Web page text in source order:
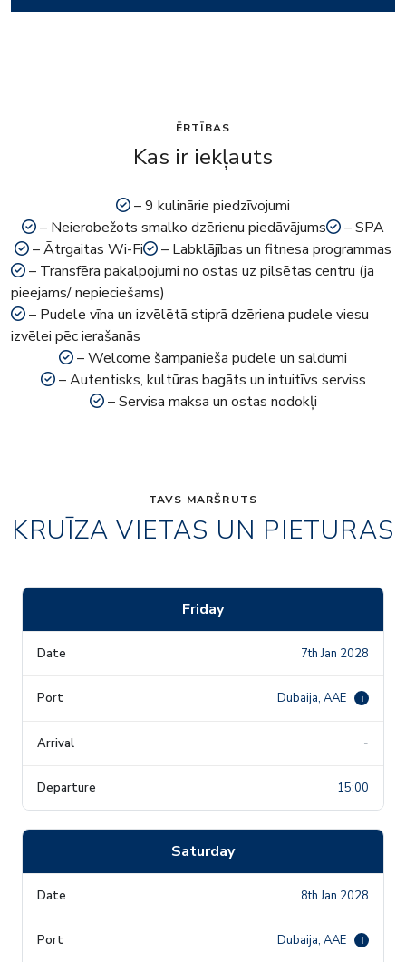
ĒRTĪBAS
Kas ir iekļauts
– 9 kulinārie piedzīvojumi
– Neierobežots smalko dzērienu piedāvājums
– SPA
– Ātrgaitas Wi-Fi
– Labklājības un fitnesa programmas
– Transfēra pakalpojumi no ostas uz pilsētas centru (ja
pieejams/ nepieciešams)
– Pudele vīna un izvēlētā stiprā dzēriena pudele viesu
izvēlei pēc ierašanās
– Welcome šampanieša pudele un saldumi
– Autentisks, kultūras bagāts un intuitīvs serviss
– Servisa maksa un ostas nodokļi
TAVS MARŠRUTS
KRUĪZA VIETAS UN PIETURAS
Friday
7th Jan 2028
Dubaija, AAE i
-
15:00
Saturday
8th Jan 2028
Dubaija, AAE i